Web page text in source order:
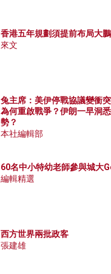
香港五年規劃須提前布局大
來文
兔主席：美伊停戰協議變衝
為何重啟戰爭？伊朗一早洞
勢？
本社編輯部
60名中小特幼老師參與城大
編輯精選
西方世界兩批政客
張建雄